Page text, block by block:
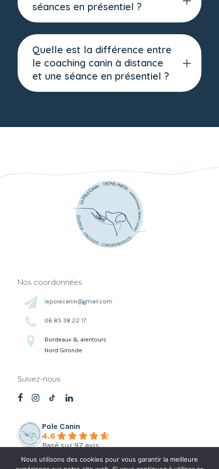
séances en présentiel ?
Quelle est la différence entre
le coaching canin à distance
et une séance en présentiel ?
Nos coordonnées
lepolecanin@gmail.com
06 85 38 22 17
Bordeaux & alentours
Nord Gironde
Suivez-nous
Pole Canin
4.6
Basé sur 97 avis
Nous utilisons des cookies pour vous garantir la meilleure